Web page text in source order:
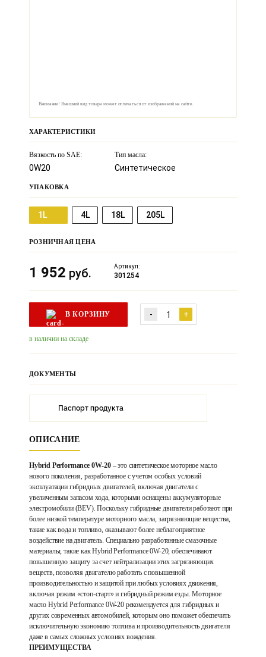
Внимание! Внешний вид товара может отличаться от изображений на сайте.
ХАРАКТЕРИСТИКИ
Вязкость по SAE:
0W20
Тип масла:
Синтетическое
УПАКОВКА
1L 4L 18L 205L
РОЗНИЧНАЯ ЦЕНА
1 952 руб. Артикул:
301254
В КОРЗИНУ - +
в наличии на складе
ДОКУМЕНТЫ
Паспорт продукта
ОПИСАНИЕ
Hybrid Performance 0W-20– это синтетическое моторное масло
нового поколения, разработанное с учетом особых условий
эксплуатации гибридных двигателей, включая двигатели с
увеличенным запасом хода, которыми оснащены аккумуляторные
электромобили (BEV). Поскольку гибридные двигатели работают при
более низкой температуре моторного масла, загрязняющие вещества,
такие как вода и топливо, оказывают более неблагоприятное
воздействие на двигатель. Специально разработанные смазочные
материалы, такие как Hybrid Performance 0W-20, обеспечивают
повышенную защиту за счет нейтрализации этих загрязняющих
веществ, позволяя двигателю работать с повышенной
производительностью и защитой при любых условиях движения,
включая режим «стоп-старт» и гибридный режим езды. Моторное
масло Hybrid Performance 0W-20 рекомендуется для гибридных и
других современных автомобилей, которым оно поможет обеспечить
исключительную экономию топлива и производительность двигателя
даже в самых сложных условиях вождения.
ПРЕИМУЩЕСТВА